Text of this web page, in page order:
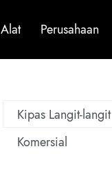
Alat Perusahaan
Kipas Langit-langit
Komersial